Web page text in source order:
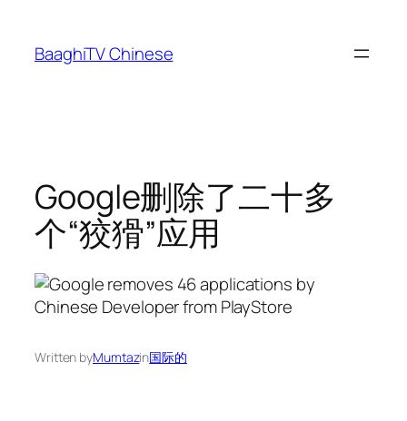
content
BaaghiTV Chinese
Google删除了二十多
个“狡猾”应用
Written byMumtazin国际的